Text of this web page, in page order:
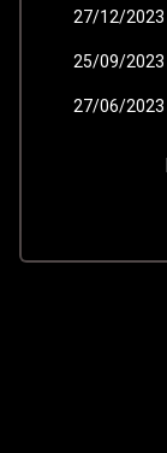
27/12/2023
25/09/2023
27/06/2023